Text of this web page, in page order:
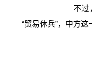
不过
“贸易休兵”，中方